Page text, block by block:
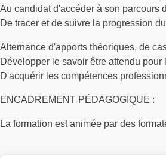
Au candidat d'accéder à son parcours
De tracer et de suivre la progression
Alternance d'apports théoriques, de
Développer le savoir être attendu pour
D'acquérir les compétences
ENCADREMENT PÉDAGOGIQUE :
La formation est animée par des